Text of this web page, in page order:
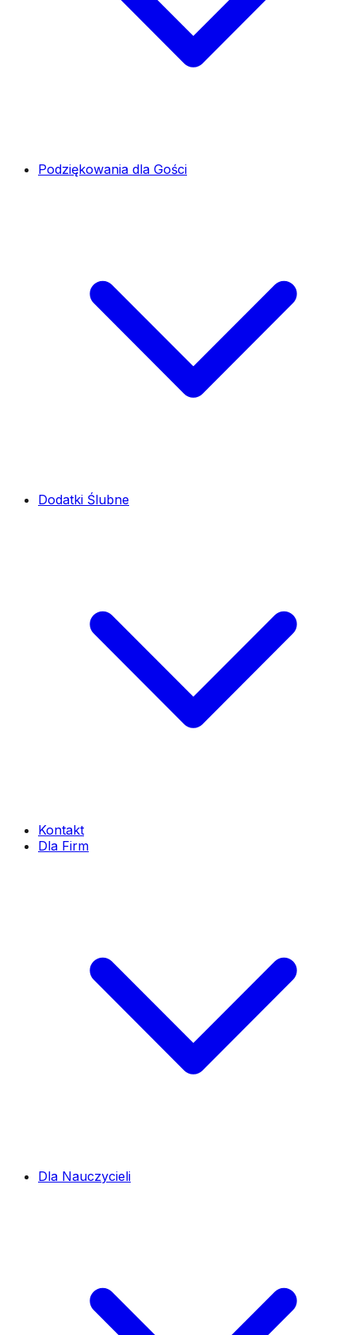
Podziękowania dla Gości
Dodatki Ślubne
Kontakt
Dla Firm
Dla Nauczycieli